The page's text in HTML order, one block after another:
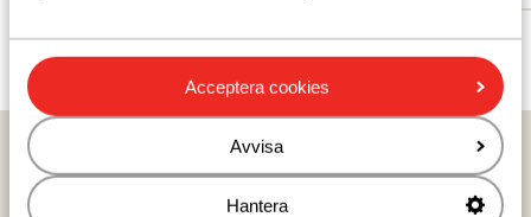
Acceptera cookies
Avvisa
Hantera
Visa alla 15 omdömen
Hem Grekland Santorini
Aegean View